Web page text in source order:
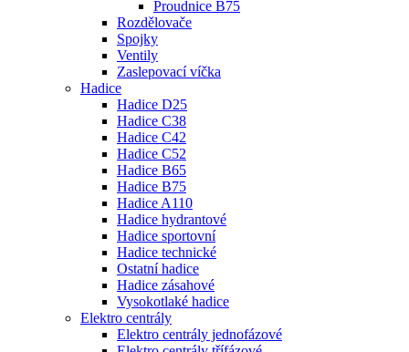
Proudnice B75
Rozdělovače
Spojky
Ventily
Zaslepovací víčka
Hadice
Hadice D25
Hadice C38
Hadice C42
Hadice C52
Hadice B65
Hadice B75
Hadice A110
Hadice hydrantové
Hadice sportovní
Hadice technické
Ostatní hadice
Hadice zásahové
Vysokotlaké hadice
Elektro centrály
Elektro centrály jednofázové